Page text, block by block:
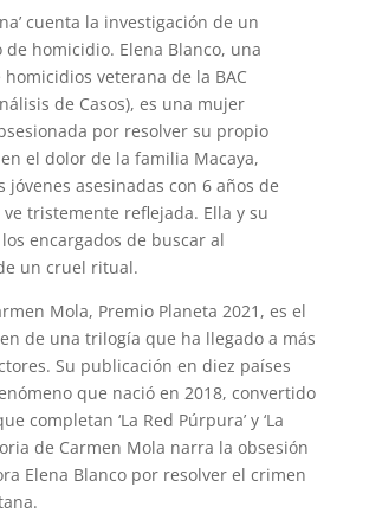
cuenta la investigación de un
de homicidio. Elena Blanco, una
veterana de la BAC
de Casos), es una mujer
por resolver su propio
el dolor de la familia Macaya,
jóvenes asesinadas con 6 años de
tristemente reflejada. Ella y su
encargados de buscar al
un cruel ritual.
Mola, Premio Planeta 2021, es el
de una trilogía que ha llegado a más
Su publicación en diez países
que nació en 2018, convertido
completan ‘La Red Púrpura’ y ‘La
de Carmen Mola narra la obsesión
Elena Blanco por resolver el crimen